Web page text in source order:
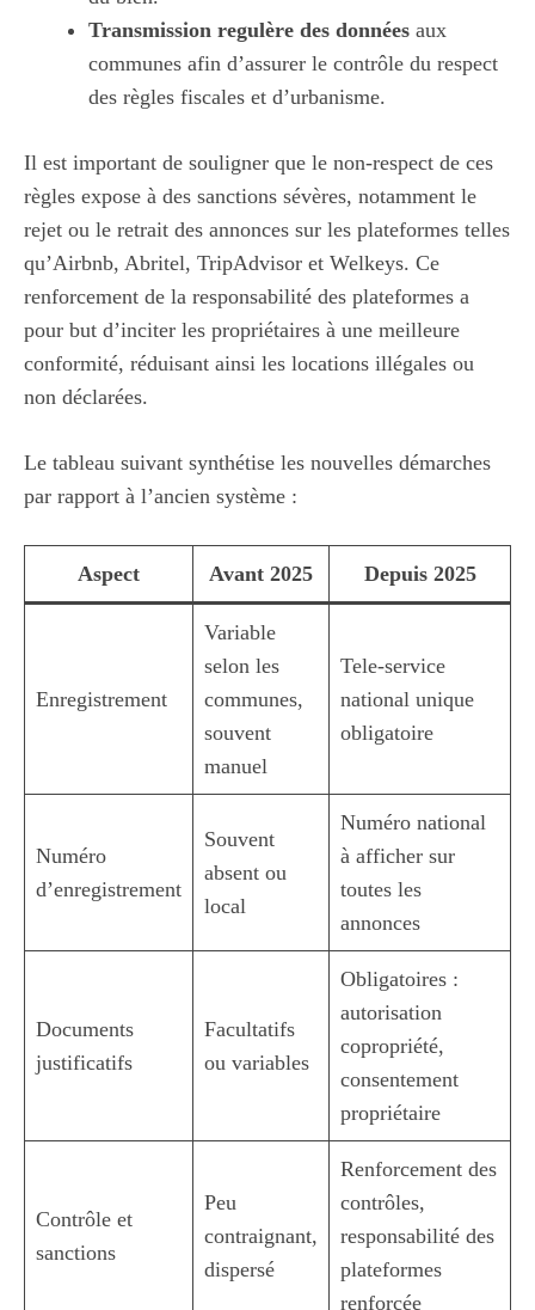
Transmission regulère des données aux
communes afin d’assurer le contrôle du respect
des règles fiscales et d’urbanisme.
Il est important de souligner que le non-respect de ces
règles expose à des sanctions sévères, notamment le
rejet ou le retrait des annonces sur les plateformes telles
qu’Airbnb, Abritel, TripAdvisor et Welkeys. Ce
renforcement de la responsabilité des plateformes a
pour but d’inciter les propriétaires à une meilleure
conformité, réduisant ainsi les locations illégales ou
non déclarées.
Le tableau suivant synthétise les nouvelles démarches
par rapport à l’ancien système :
Aspect Avant 2025 Depuis 2025
Enregistrement
Variable
selon les
communes,
souvent
manuel
Tele-service
national unique
obligatoire
Numéro
d’enregistrement
Souvent
absent ou
local
Numéro national
à afficher sur
toutes les
annonces
Documents
justificatifs
Facultatifs
ou variables
Obligatoires :
autorisation
copropriété,
consentement
propriétaire
Contrôle et
sanctions
Peu
contraignant,
dispersé
Renforcement des
contrôles,
responsabilité des
plateformes
renforcée